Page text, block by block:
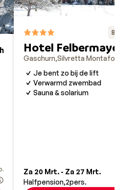
8.7
Hotel Felbermayer
Gaschurn Silvretta Montafon
Je bent zo bij de lift
Verwarmd zwembad
Sauna & solarium
Za 20 Mrt. - Za 27 Mrt.
Halfpension 2pers.